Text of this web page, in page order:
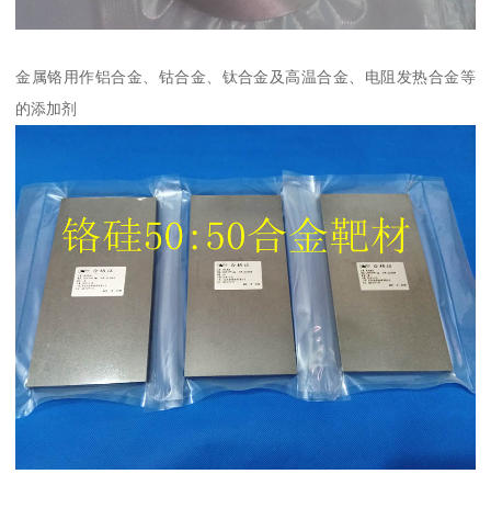
金属铬用作铝合金、钴合金、钛合金及高温合金、电阻发热合金等
的添加剂